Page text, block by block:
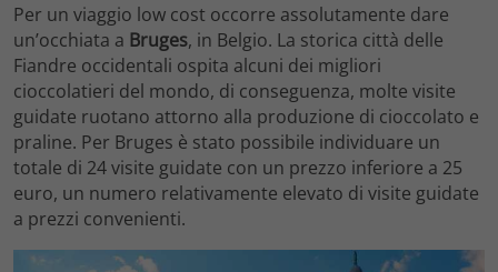
Per un viaggio low cost occorre assolutamente dare
un’occhiata a Bruges, in Belgio. La storica città delle
Fiandre occidentali ospita alcuni dei migliori
cioccolatieri del mondo, di conseguenza, molte visite
guidate ruotano attorno alla produzione di cioccolato e
praline. Per Bruges è stato possibile individuare un
totale di 24 visite guidate con un prezzo inferiore a 25
euro, un numero relativamente elevato di visite guidate
a prezzi convenienti.